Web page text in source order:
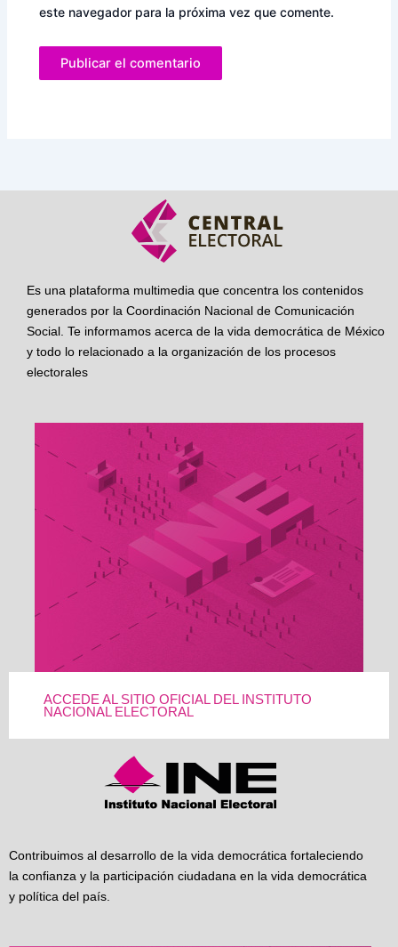
este navegador para la próxima vez que comente.
Es una plataforma multimedia que concentra los contenidos
generados por la Coordinación Nacional de Comunicación
Social. Te informamos acerca de la vida democrática de México
y todo lo relacionado a la organización de los procesos
electorales
ACCEDE AL SITIO OFICIAL DEL INSTITUTO
NACIONAL ELECTORAL
Contribuimos al desarrollo de la vida democrática fortaleciendo
la confianza y la participación ciudadana en la vida democrática
y política del país.